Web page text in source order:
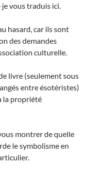
vous traduis ici.
hasard, car ils sont
des demandes
culturelle.
livre (seulement sous
entre ésotéristes)
la propriété
montrer de quelle
le symbolisme en